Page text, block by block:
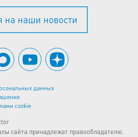
на наши новости
данных
cookie
сайта принадлежат правообладателю.